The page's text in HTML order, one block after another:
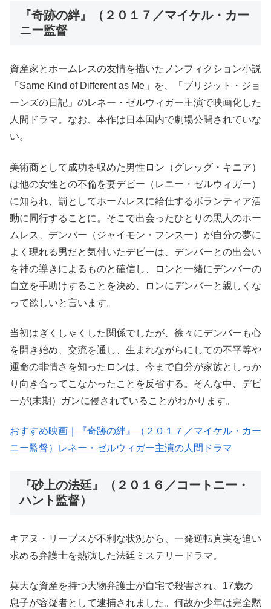
『奇跡の絆』（２０１７／マイケル・カー
ニー監督
資産家とホームレスの友情を描いたノンフィクション小説
「Same Kind of Different as Me」を、「ブリジット・ジョ
ーンズの日記」のレネー・ゼルウィガー主演で映画化した
人間ドラマ。なお、本作は日本国内で劇場公開されていな
い。
美術商として成功を収めた男性ロン（グレッグ・キニア）
は他の女性との不倫を妻デビー（レニー・ゼルウィガー）
に知られ、罰としてホームレスに給仕するボランティア活
動に同行することに。そこで出会ったひとりの黒人のホー
ムレス、デンバー（ジャイモン・フンスー）が自分の夢に
よく現れる男だと気付いたデビーは、デンバーとの出会い
を神の導きによるものと確信し、ロンと一緒にデンバーの
自立を手助けすることを決め、ロンにデンバーと親しくな
って欲しいと言います。
当初はぎくしゃくした関係でしたが、徐々にデンバーも心
を開き始め、交流を通し、生まれながらにしての不平等や
運命の非情さを知ったロンは、今まで自分が家族としっか
り向き合ってこなかったことを反省する。そんな中、デビ
ーが(末期）ガンに侵されていることがわかります。
おすすめ映画｜『奇跡の絆』（２０１７／マイケル・カー
ニー監督）レネー・ゼルウィガー主演の人間ドラマ
『砂上の法廷』（２０１６／コートニー・
ハント監督）
キアヌ・リーブスが不利な状況から、一発逆転真実を追い
求める弁護士を熱演した法廷ミステリードラマ。
莫大な資産を持つ大物弁護士が自宅で殺害され、17歳の
息子が容疑者として逮捕されました。何故か少年は完全黙